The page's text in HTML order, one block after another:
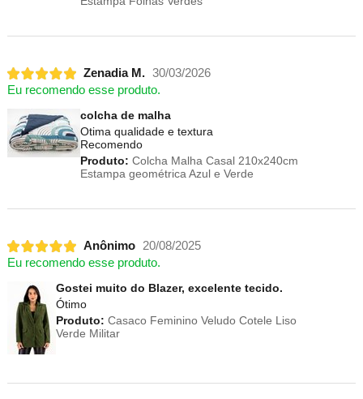
Zenadia M. 30/03/2026
Eu recomendo esse produto.
colcha de malha
Otima qualidade e textura
Recomendo
Produto: Colcha Malha Casal 210x240cm
Estampa geométrica Azul e Verde
Anônimo
20/08/2025
Eu recomendo esse produto.
Gostei muito do Blazer, excelente tecido.
Ótimo
Produto: Casaco Feminino Veludo Cotele Liso
Verde Militar